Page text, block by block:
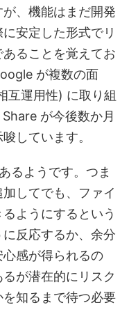
、機能はまだ開発
安定した形式でリ
ることを覚えてお
が複数の面
互運用性) に取り組
が今後数か月
しています。
るようです。つま
してでも、ファイ
ようにするという
反応するか、余分
感が得られるの
が潜在的にリスク
知るまで待つ必要